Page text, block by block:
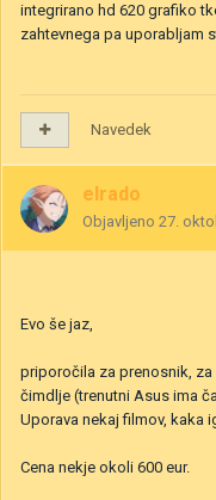
integrirano hd 620 grafiko
zahtevnega pa uporabljam
Navedek
elrado
Objavljeno 27.
Evo še jaz,
priporočila za prenosnik,
čimdlje (trenutni Asus ima
Uporava nekaj filmov, kaka
Cena nekje okoli 600 eur.